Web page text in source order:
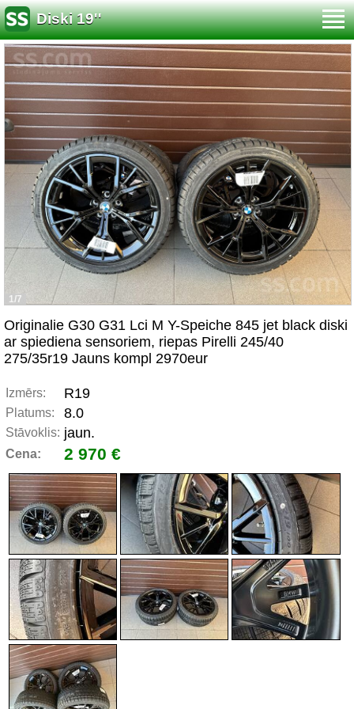
Diski 19''
1/7
Originalie G30 G31 Lci M Y-Speiche 845 jet black diski
ar spiediena sensoriem, riepas Pirelli 245/40
275/35r19 Jauns kompl 2970eur
Izmērs: R19
Platums: 8.0
Stāvoklis: jaun.
Cena: 2 970 €